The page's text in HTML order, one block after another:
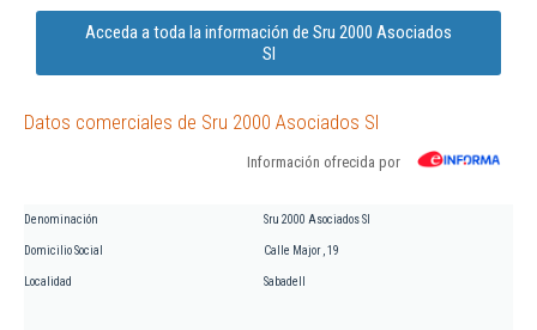
Acceda a toda la información de Sru 2000 Asociados
Sl
Datos comerciales de Sru 2000 Asociados Sl
Información ofrecida por
Denominación Sru 2000 Asociados Sl
Domicilio Social Calle Major , 19
Localidad Sabadell